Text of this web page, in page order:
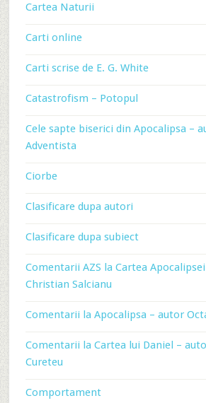
Cartea Naturii
Carti online
Carti scrise de E. G. White
Catastrofism – Potopul
Cele sapte biserici din Apocalipsa –
Adventista
Ciorbe
Clasificare dupa autori
Clasificare dupa subiect
Comentarii AZS la Cartea
Christian Salcianu
Comentarii la Apocalipsa – autor
Comentarii la Cartea lui Daniel –
Cureteu
Comportament